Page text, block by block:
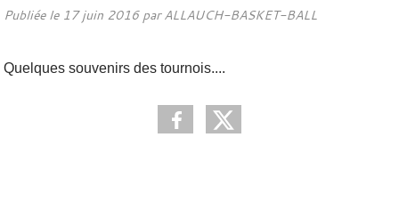
Publiée le 17 juin 2016par ALLAUCH-BASKET-BALL
Quelques souvenirs des tournois....